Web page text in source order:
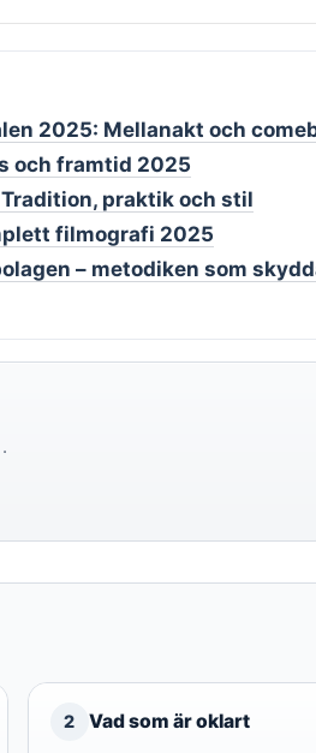
2025: Mellanakt och
och framtid 2025
praktik och stil
filmografi 2025
– metodiken som
2 Vad som är oklart